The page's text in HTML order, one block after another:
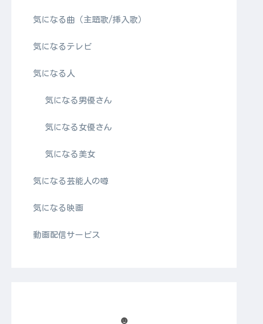
気になる曲（主題歌/挿入歌）
気になるテレビ
気になる人
気になる男優さん
気になる女優さん
気になる美女
気になる芸能人の噂
気になる映画
動画配信サービス
☻